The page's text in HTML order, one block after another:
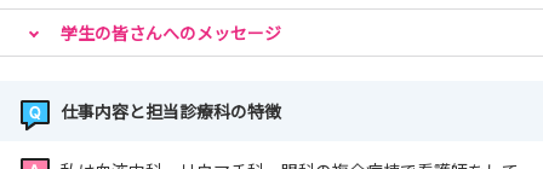
学生の皆さんへのメッセージ
仕事内容と担当診療科の特徴